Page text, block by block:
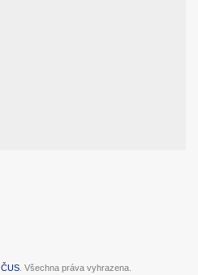
ČUS. Všechna práva vyhrazena.